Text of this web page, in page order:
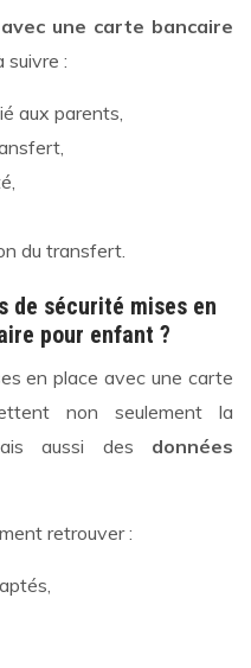
une carte bancaire
suivre :
aux parents,
du transfert.
de sécurité mises en
pour enfant ?
en place avec une carte
non seulement la
aussi des données
retrouver :